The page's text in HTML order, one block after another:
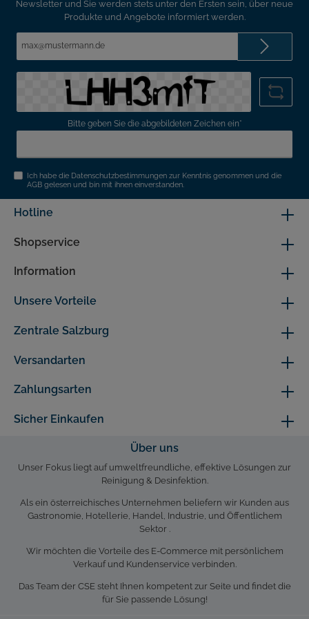
Newsletter und Sie werden stets unter den Ersten sein, über neue
Produkte und Angebote informiert werden.
Bitte geben Sie die abgebildeten Zeichen ein*
Ich habe die Datenschutzbestimmungen zur Kenntnis genommen und die
AGB gelesen und bin mit ihnen einverstanden.
Hotline
Shopservice
Information
Unsere Vorteile
Versandarten
Zahlungsarten
Zentrale Salzburg
Sicher Einkaufen
Über uns
Unser Fokus liegt auf umweltfreundliche, effektive Lösungen zur
Reinigung & Desinfektion.
Als ein österreichisches Unternehmen beliefern wir Kunden aus
Gastronomie, Hotellerie, Handel, Industrie, und Öffentlichem
Sektor .
Wir möchten die Vorteile des E-Commerce mit persönlichem
Verkauf und Kundenservice verbinden.
Das Team der CSE steht Ihnen kompetent zur Seite und findet die
für Sie passende Lösung!